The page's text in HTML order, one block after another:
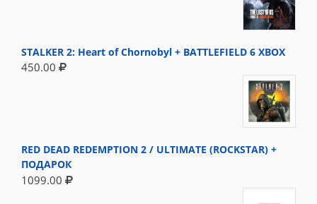
STALKER 2: Heart of Chornobyl + BATTLEFIELD 6 XBOX
450.00
RED DEAD REDEMPTION 2 / ULTIMATE (ROCKSTAR) +
ПОДАРОК
1099.00